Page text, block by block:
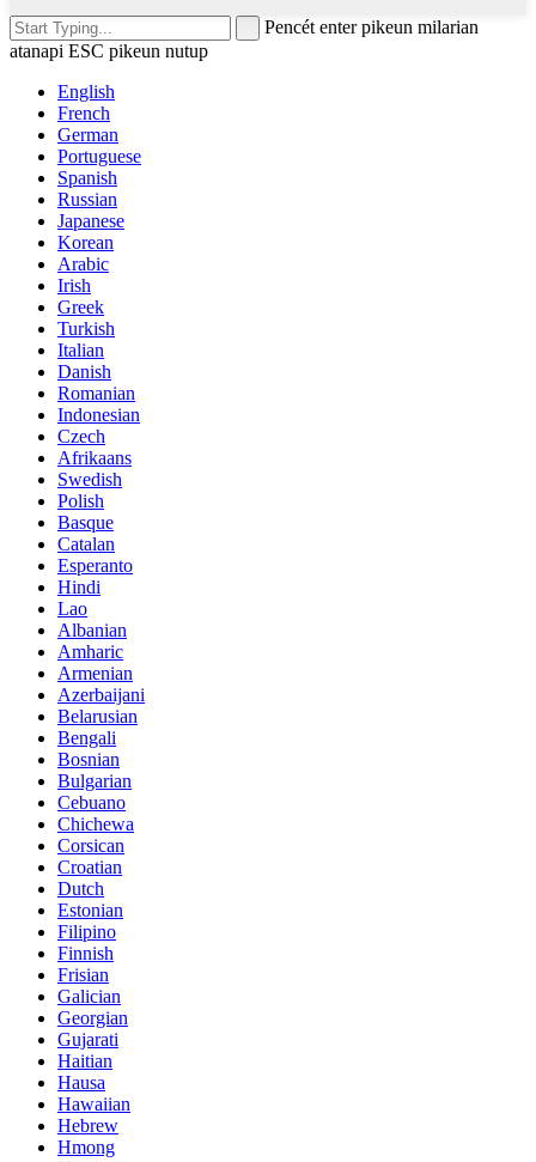
Pencét enter pikeun milarian
atanapi ESC pikeun nutup
English
French
German
Portuguese
Spanish
Russian
Japanese
Korean
Arabic
Irish
Greek
Turkish
Italian
Danish
Romanian
Indonesian
Czech
Afrikaans
Swedish
Polish
Basque
Catalan
Esperanto
Hindi
Lao
Albanian
Amharic
Armenian
Azerbaijani
Belarusian
Bengali
Bosnian
Bulgarian
Cebuano
Chichewa
Corsican
Croatian
Dutch
Estonian
Filipino
Finnish
Frisian
Galician
Georgian
Gujarati
Haitian
Hausa
Hawaiian
Hebrew
Hmong